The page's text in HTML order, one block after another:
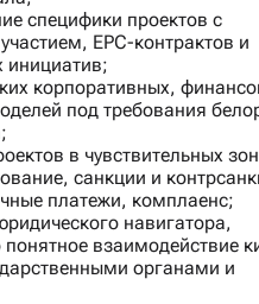
специфики проектов с
EPC-контрактов и
инициатив;
корпоративных,
под требования
в чувствительных
санкции и
платежи, комплаенс;
навигатора,
взаимодействие
органами и